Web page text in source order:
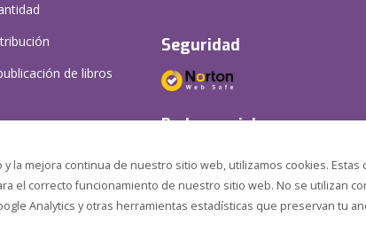
la mejora continua de nuestro sitio web, utilizamos cookies.
el correcto funcionamiento de nuestro sitio web. No se utilizan
Analytics y otras herramientas estadísticas que preservan tu
de libros
)
Seguridad
Redes sociales